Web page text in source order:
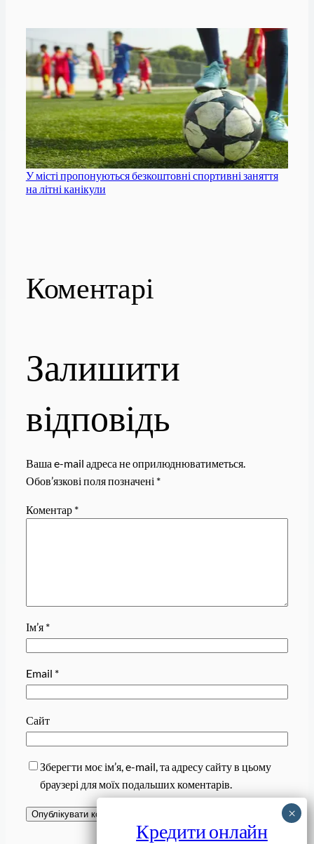
У місті пропонуються безкоштовні спортивні заняття
на літні канікули
Коментарі
Залишити
відповідь
Ваша e-mail адреса не оприлюднюватиметься.
Обов’язкові поля позначені *
Коментар *
Ім’я *
Email *
Сайт
Зберегти моє ім’я, e-mail, та адресу сайту в цьому
браузері для моїх подальших коментарів.
Кредити онлайн